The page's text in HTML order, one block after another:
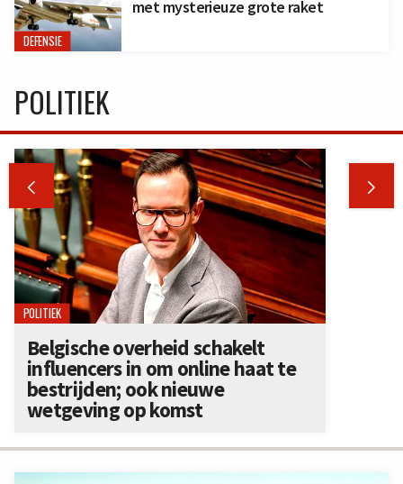
DEFENSIE
met mysterieuze grote raket
POLITIEK
 
POLITIEK
Belgische overheid schakelt
influencers in om online haat te
bestrijden; ook nieuwe
wetgeving op komst